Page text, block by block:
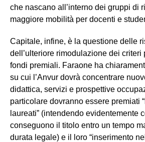
che nascano all’interno dei gruppi di
maggiore mobilità per docenti e
Capitale, infine, è la questione delle
dell’ulteriore rimodulazione dei criteri
fondi premiali. Faraone ha
su cui l’Anvur dovrà concentrare
didattica, servizi e prospettive
particolare dovranno essere premiati
laureati” (intendendo evidentemente
conseguono il titolo entro un tempo
durata legale) e il loro “inserimento